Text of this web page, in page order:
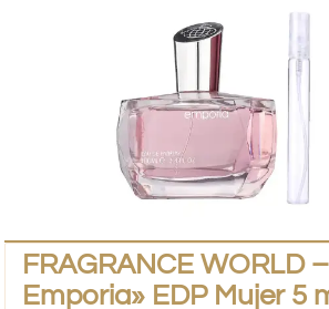
FRAGRANCE WORLD
Emporia» EDP Mujer 5